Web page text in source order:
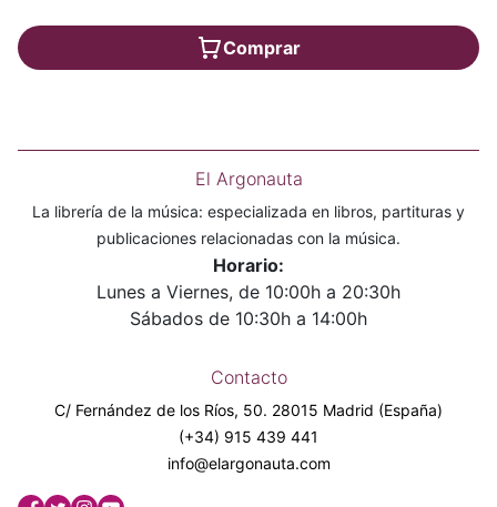
Comprar
El Argonauta
La librería de la música: especializada en libros, partituras y
publicaciones relacionadas con la música.
Horario:
Lunes a Viernes, de 10:00h a 20:30h
Sábados de 10:30h a 14:00h
Contacto
C/ Fernández de los Ríos, 50. 28015 Madrid (España)
(+34) 915 439 441
info@elargonauta.com